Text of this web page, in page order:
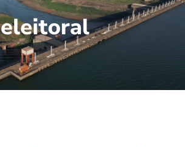
eleitoral